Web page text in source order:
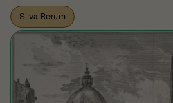
Silva Rerum